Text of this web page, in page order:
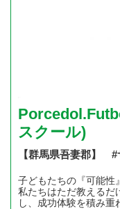
スクール)
【群馬県吾妻郡】
子どもたちの『可能性
私たちはただ教えるだ
し、成功体験を積み重